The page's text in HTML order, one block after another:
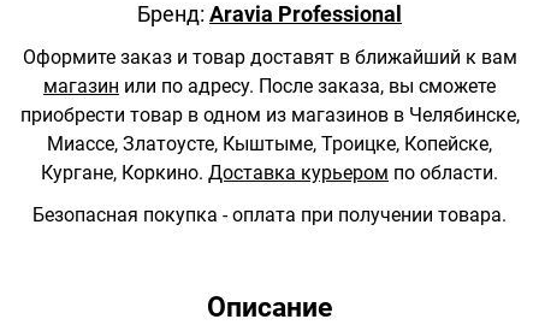
Бренд: Aravia Professional
Оформите заказ и товар доставят в ближайший к вам
магазин или по адресу. После заказа, вы сможете
приобрести товар в одном из магазинов в Челябинске,
Миассе, Златоусте, Кыштыме, Троицке, Копейске,
Кургане, Коркино. Доставка курьером по области.
Безопасная покупка - оплата при получении товара.
Описание